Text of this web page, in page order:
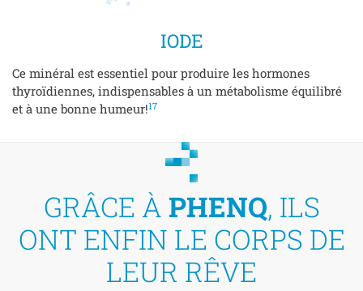
IODE
Ce minéral est essentiel pour produire les hormones
thyroïdiennes, indispensables à un métabolisme équilibré
et à une bonne humeur!17
GRÂCE À PHENQ, ILS
ONT ENFIN LE CORPS DE
LEUR RÊVE